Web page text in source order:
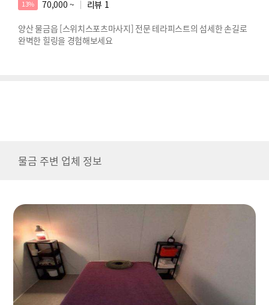
13% 70,000 ~ 리뷰 1
양산 물금읍 [스위치스포츠마사지] 전문 테라피스트의 섬세한 손길로
완벽한 힐링을 경험해보세요
물금 주변 업체 정보